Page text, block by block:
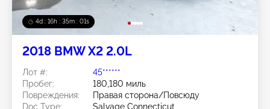
4d : 16h : 34m : 59s
2018 BMW X2 2.0L
Лот #:
45******
Пробег:
180,180 миль
Повреждения:
Правая сторона/Повсюду
Doc Type:
Salvage Connecticut